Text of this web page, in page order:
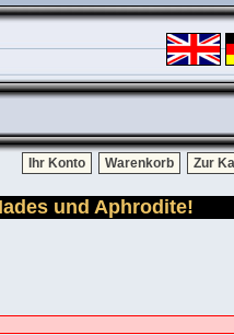
Ihr Konto Warenkorb Zur
und Aphrodite!